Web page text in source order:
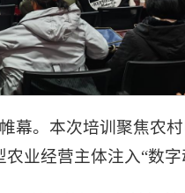
幕。本次培训聚焦农
业经营主体注入“数字